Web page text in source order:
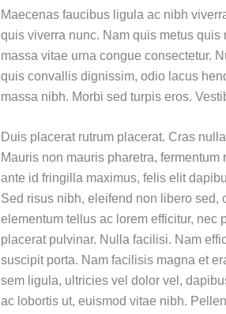
Maecenas faucibus ligula ac nibh
quis viverra nunc. Nam quis metus
massa vitae urna congue consectetur.
quis convallis dignissim, odio lacus
massa nibh. Morbi sed turpis eros.
Duis placerat rutrum placerat. Cras
Mauris non mauris pharetra,
ante id fringilla maximus, felis elit
Sed risus nibh, eleifend non libero sed,
elementum tellus ac lorem efficitur, nec
placerat pulvinar. Nulla facilisi. Nam
suscipit porta. Nam facilisis magna et
sem ligula, ultricies vel dolor vel,
ac lobortis ut, euismod vitae nibh.